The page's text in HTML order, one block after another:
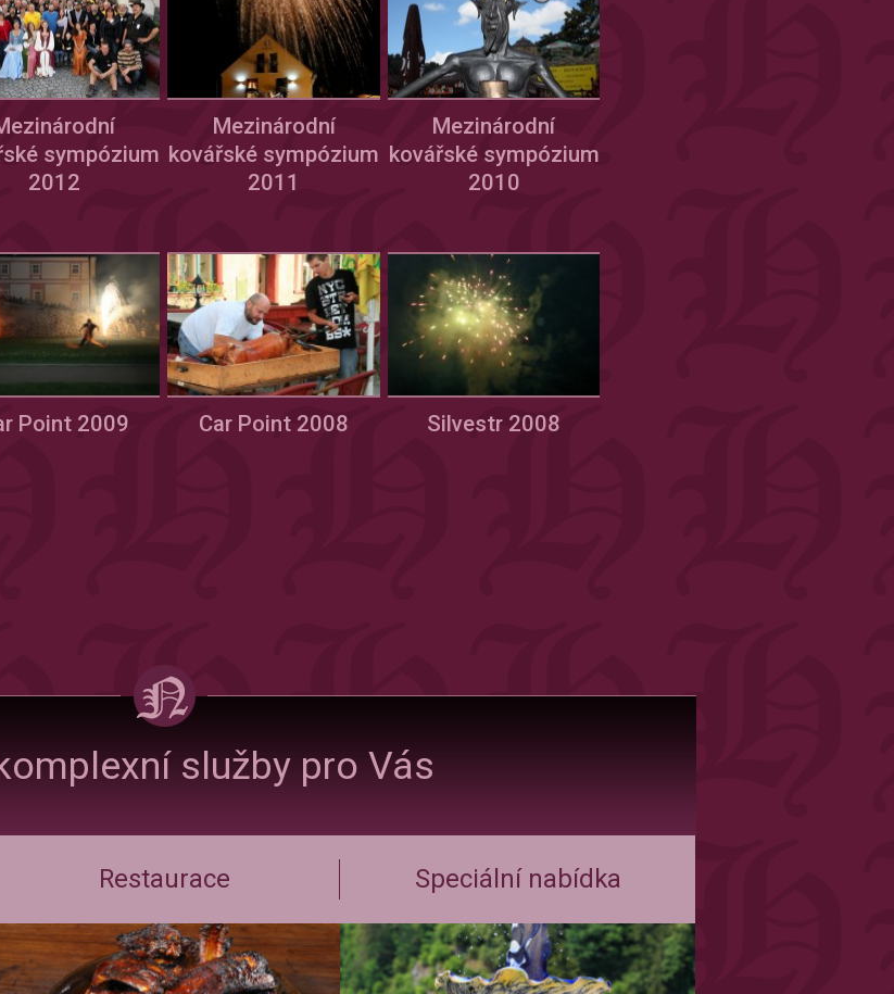
sympózium
2012
Mezinárodní
kovářské sympózium
2011
Mezinárodní
kovářské sympózium
2010
Point 2009 Car Point 2008 Silvestr 2008
služby pro Vás
Restaurace Speciální nabídka